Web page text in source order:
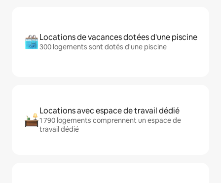
Locations de vacances dotées d'une piscine
300 logements sont dotés d'une piscine
Locations avec espace de travail dédié
1 790 logements comprennent un espace de
travail dédié